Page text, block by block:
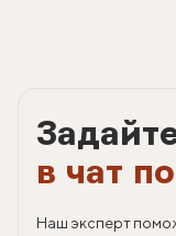
в чат
Наш эксперт